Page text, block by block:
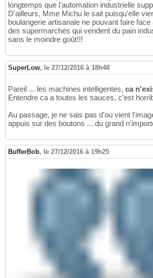
longtemps que l'automation industrielle
D'ailleurs, Mme Michu le sait puisqu'elle
boulangerie artisanale ne pouvant faire
des supermarchés qui vendent du pain
sans le moindre goût!!!
SuperLow, le 27/12/2016 à 18h48
Pareil ... les machines intelligentes, ca
Entendre ca a toutes les sauces, c'est
Au passage, je ne sais pas d'ou vient
appuis sur des boutons ... du grand
BufferBob, le 27/12/2016 à 19h25